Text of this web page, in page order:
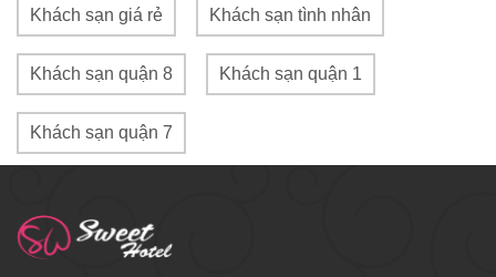
Khách sạn giá rẻ Khách sạn tình nhân
Khách sạn quận 8 Khách sạn quận 1
Khách sạn quận 7